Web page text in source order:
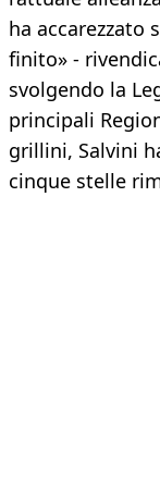
ha accarezzato
finito» -
svolgendo la
principali
grillini, Salvini
cinque stelle